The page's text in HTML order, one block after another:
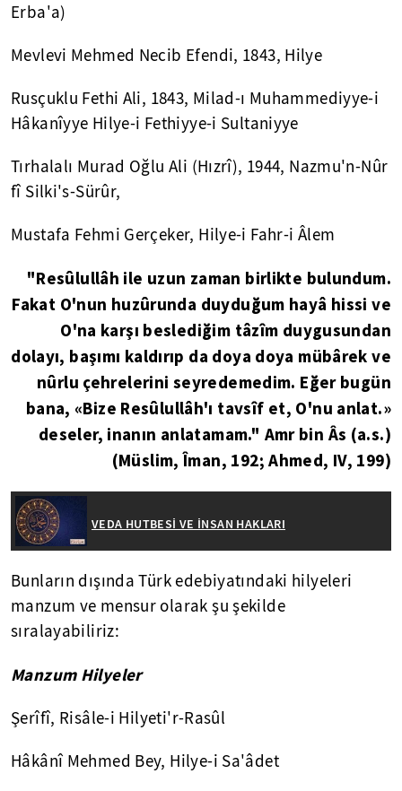
Erba'a)
Mevlevi Mehmed Necib Efendi, 1843, Hilye
Rusçuklu Fethi Ali, 1843, Milad-ı Muhammediyye-i
Hâkanîyye Hilye-i Fethiyye-i Sultaniyye
Tırhalalı Murad Oğlu Ali (Hızrî), 1944, Nazmu'n-Nûr
fî Silki's-Sürûr,
Mustafa Fehmi Gerçeker, Hilye-i Fahr-i Âlem
"Resûlullâh ile uzun zaman birlikte bulundum.
Fakat O'nun huzûrunda duyduğum hayâ hissi ve
O'na karşı beslediğim tâzîm duygusundan
dolayı, başımı kaldırıp da doya doya mübârek ve
nûrlu çehrelerini seyredemedim. Eğer bugün
bana, «Bize Resûlullâh'ı tavsîf et, O'nu anlat.»
deseler, inanın anlatamam." Amr bin Âs (a.s.)
(Müslim, Îman, 192; Ahmed, IV, 199)
VEDA HUTBESİ VE İNSAN HAKLARI
Bunların dışında Türk edebiyatındaki hilyeleri
manzum ve mensur olarak şu şekilde
sıralayabiliriz:
Manzum Hilyeler
Şerîfî, Risâle-i Hilyeti'r-Rasûl
Hâkânî Mehmed Bey, Hilye-i Sa'âdet